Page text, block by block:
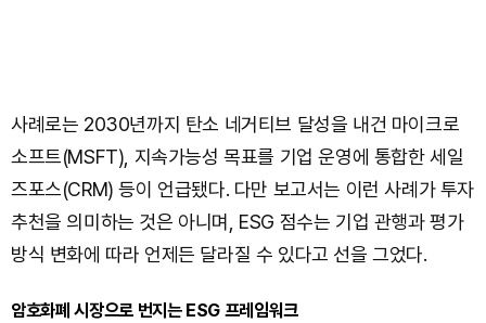
사례로는 2030년까지 탄소 네거티브 달성을 내건 마이크로
소프트(MSFT), 지속가능성 목표를 기업 운영에 통합한 세일
즈포스(CRM) 등이 언급됐다. 다만 보고서는 이런 사례가 투자
추천을 의미하는 것은 아니며, ESG 점수는 기업 관행과 평가
방식 변화에 따라 언제든 달라질 수 있다고 선을 그었다.
암호화폐 시장으로 번지는 ESG 프레임워크